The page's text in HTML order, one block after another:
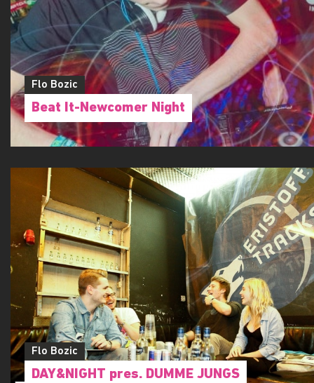
Flo Bozic
Beat It-Newcomer Night
Flo Bozic
DAY&NIGHT pres. DUMME JUNGS